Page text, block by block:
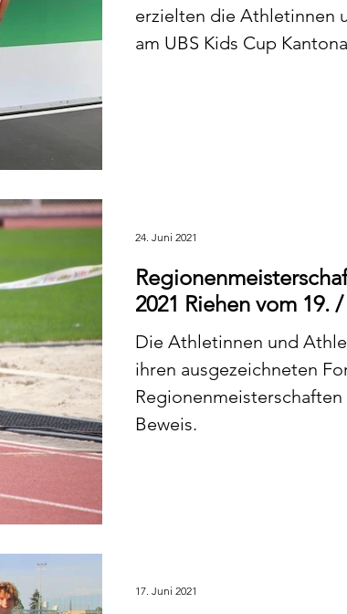
erzielten die Athletinnen
am UBS Kids Cup
2021 Riehen vom 19.
Die Athletinnen und
ihren ausgezeichneten
Beweis.
24. Juni 2021
17. Juni 2021